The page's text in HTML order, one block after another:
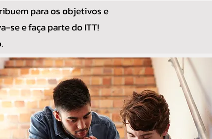
para os objetivos e
se e faça parte do ITT!